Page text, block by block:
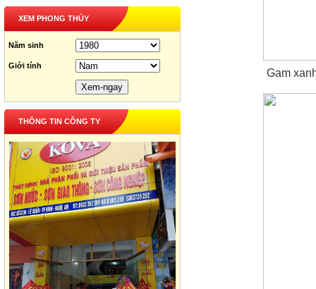
XEM PHONG THỦY
Năm sinh
Giới tính
THÔNG TIN CÔNG TY
Gam